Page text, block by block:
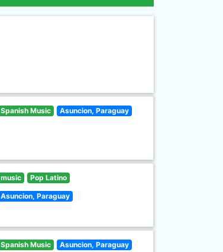
Spanish Music Asuncion, Paraguay
music Pop Latino
Asuncion, Paraguay
Spanish Music Asuncion, Paraguay